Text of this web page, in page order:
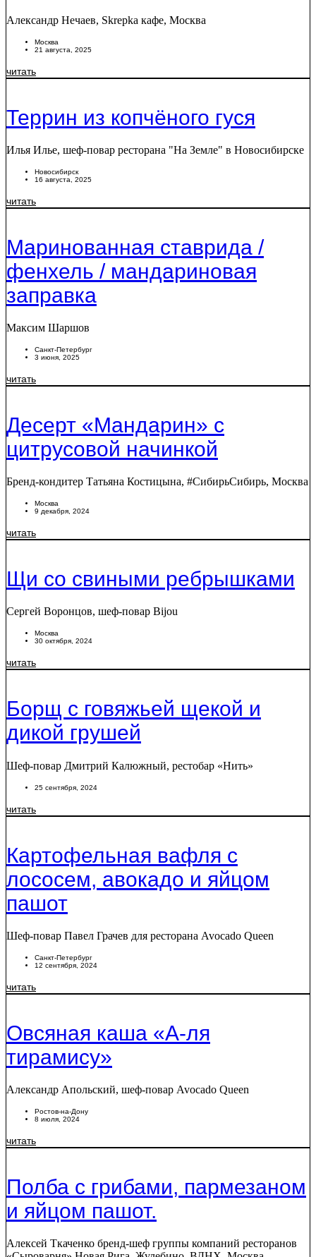
Александр Нечаев, Skrepka кафе, Москва
Москва
21 августа, 2025
читать
Террин из копчёного гуся
Илья Илье, шеф-повар ресторана "На Земле" в Новосибирске
Новосибирск
16 августа, 2025
читать
Маринованная ставрида /
фенхель / мандариновая
заправка
Максим Шаршов
Санкт-Петербург
3 июня, 2025
читать
Десерт «Мандарин» с
цитрусовой начинкой
Бренд-кондитер Татьяна Костицына, #СибирьСибирь, Москва
Москва
9 декабря, 2024
читать
Щи со свиными ребрышками
Сергей Воронцов, шеф-повар Bijou
Москва
30 октября, 2024
читать
Борщ с говяжьей щекой и
дикой грушей
Шеф-повар Дмитрий Калюжный, рестобар «Нить»
25 сентября, 2024
читать
Картофельная вафля с
лососем, авокадо и яйцом
пашот
Шеф-повар Павел Грачев для ресторана Avocado Queen
Санкт-Петербург
12 сентября, 2024
читать
Овсяная каша «А-ля
тирамису»
Александр Апольский, шеф-повар Avocado Queen
Ростов-на-Дону
8 июля, 2024
читать
Полба с грибами, пармезаном
и яйцом пашот.
Алексей Ткаченко бренд-шеф группы компаний ресторанов